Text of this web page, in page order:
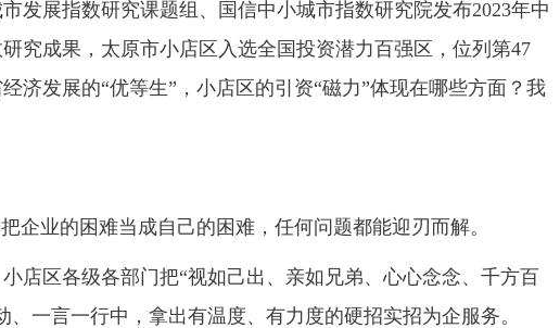
展指数研究课题组、国信中小城市指数研究院发布2023年中
究成果，太原市小店区入选全国投资潜力百强区，位列第47
济发展的“优等生”，小店区的引资“磁力”体现在哪些方面？我
业的困难当成自己的困难，任何问题都能迎刃而解。
区各级各部门把“视如己出、亲如兄弟、心心念念、千方百
、一言一行中，拿出有温度、有力度的硬招实招为企服务。